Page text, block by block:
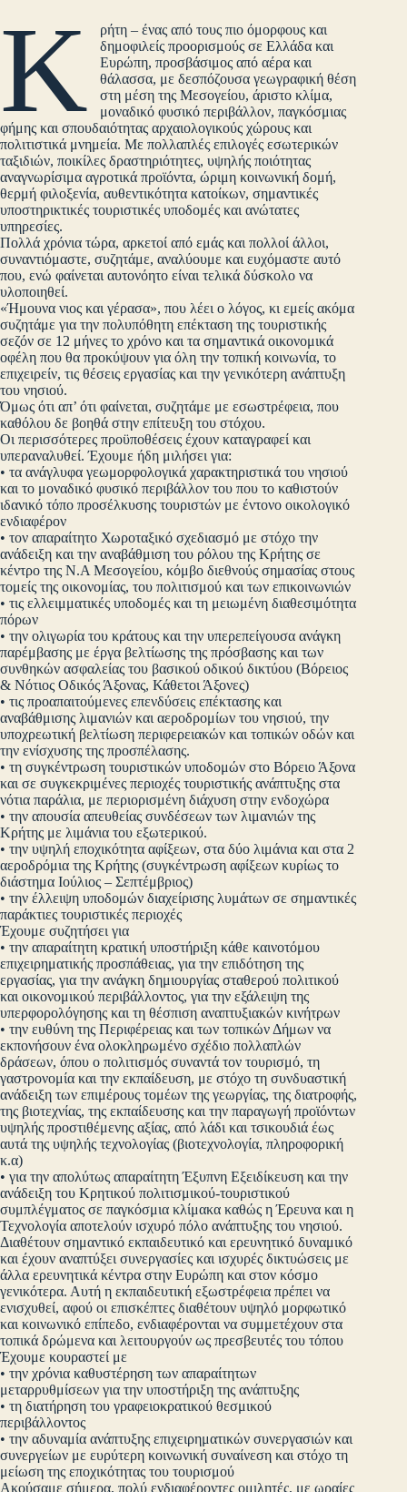
Κ
ρήτη – ένας από τους πιο όμορφους και
δημοφιλείς προορισμούς σε Ελλάδα και
Ευρώπη, προσβάσιμος από αέρα και
θάλασσα, με δεσπόζουσα γεωγραφική θέση
στη μέση της Μεσογείου, άριστο κλίμα,
μοναδικό φυσικό περιβάλλον, παγκόσμιας
φήμης και σπουδαιότητας αρχαιολογικούς χώρους και
πολιτιστικά μνημεία. Με πολλαπλές επιλογές εσωτερικών
ταξιδιών, ποικίλες δραστηριότητες, υψηλής ποιότητας
αναγνωρίσιμα αγροτικά προϊόντα, ώριμη κοινωνική δομή,
θερμή φιλοξενία, αυθεντικότητα κατοίκων, σημαντικές
υποστηρικτικές τουριστικές υποδομές και ανώτατες
υπηρεσίες.
Πολλά χρόνια τώρα, αρκετοί από εμάς και πολλοί άλλοι,
συναντιόμαστε, συζητάμε, αναλύουμε και ευχόμαστε αυτό
που, ενώ φαίνεται αυτονόητο είναι τελικά δύσκολο να
υλοποιηθεί.
«Ήμουνα νιος και γέρασα», που λέει ο λόγος, κι εμείς ακόμα
συζητάμε για την πολυπόθητη επέκταση της τουριστικής
σεζόν σε 12 μήνες το χρόνο και τα σημαντικά οικονομικά
οφέλη που θα προκύψουν για όλη την τοπική κοινωνία, το
επιχειρείν, τις θέσεις εργασίας και την γενικότερη ανάπτυξη
του νησιού.
Όμως ότι απ’ ότι φαίνεται, συζητάμε με εσωστρέφεια, που
καθόλου δε βοηθά στην επίτευξη του στόχου.
Οι περισσότερες προϋποθέσεις έχουν καταγραφεί και
υπεραναλυθεί. Έχουμε ήδη μιλήσει για:
• τα ανάγλυφα γεωμορφολογικά χαρακτηριστικά του νησιού
και το μοναδικό φυσικό περιβάλλον του που το καθιστούν
ιδανικό τόπο προσέλκυσης τουριστών με έντονο οικολογικό
ενδιαφέρον
• τον απαραίτητο Χωροταξικό σχεδιασμό με στόχο την
ανάδειξη και την αναβάθμιση του ρόλου της Κρήτης σε
κέντρο της Ν.Α Μεσογείου, κόμβο διεθνούς σημασίας στους
τομείς της οικονομίας, του πολιτισμού και των επικοινωνιών
• τις ελλειμματικές υποδομές και τη μειωμένη διαθεσιμότητα
πόρων
• την ολιγωρία του κράτους και την υπερεπείγουσα ανάγκη
παρέμβασης με έργα βελτίωσης της πρόσβασης και των
συνθηκών ασφαλείας του βασικού οδικού δικτύου (Βόρειος
& Νότιος Οδικός Άξονας, Κάθετοι Άξονες)
• τις προαπαιτούμενες επενδύσεις επέκτασης και
αναβάθμισης λιμανιών και αεροδρομίων του νησιού, την
υποχρεωτική βελτίωση περιφερειακών και τοπικών οδών και
την ενίσχυσης της προσπέλασης.
• τη συγκέντρωση τουριστικών υποδομών στο Βόρειο Άξονα
και σε συγκεκριμένες περιοχές τουριστικής ανάπτυξης στα
νότια παράλια, με περιορισμένη διάχυση στην ενδοχώρα
• την απουσία απευθείας συνδέσεων των λιμανιών της
Κρήτης με λιμάνια του εξωτερικού.
• την υψηλή εποχικότητα αφίξεων, στα δύο λιμάνια και στα 2
αεροδρόμια της Κρήτης (συγκέντρωση αφίξεων κυρίως το
διάστημα Ιούλιος – Σεπτέμβριος)
• την έλλειψη υποδομών διαχείρισης λυμάτων σε σημαντικές
παράκτιες τουριστικές περιοχές
Έχουμε συζητήσει για
• την απαραίτητη κρατική υποστήριξη κάθε καινοτόμου
επιχειρηματικής προσπάθειας, για την επιδότηση της
εργασίας, για την ανάγκη δημιουργίας σταθερού πολιτικού
και οικονομικού περιβάλλοντος, για την εξάλειψη της
υπερφορολόγησης και τη θέσπιση αναπτυξιακών κινήτρων
• την ευθύνη της Περιφέρειας και των τοπικών Δήμων να
εκπονήσουν ένα ολοκληρωμένο σχέδιο πολλαπλών
δράσεων, όπου ο πολιτισμός συναντά τον τουρισμό, τη
γαστρονομία και την εκπαίδευση, με στόχο τη συνδυαστική
ανάδειξη των επιμέρους τομέων της γεωργίας, της διατροφής,
της βιοτεχνίας, της εκπαίδευσης και την παραγωγή προϊόντων
υψηλής προστιθέμενης αξίας, από λάδι και τσικουδιά έως
αυτά της υψηλής τεχνολογίας (βιοτεχνολογία, πληροφορική
κ.α)
• για την απολύτως απαραίτητη Έξυπνη Εξειδίκευση και την
ανάδειξη του Κρητικού πολιτισμικού-τουριστικού
συμπλέγματος σε παγκόσμια κλίμακα καθώς η Έρευνα και η
Τεχνολογία αποτελούν ισχυρό πόλο ανάπτυξης του νησιού.
Διαθέτουν σημαντικό εκπαιδευτικό και ερευνητικό δυναμικό
και έχουν αναπτύξει συνεργασίες και ισχυρές δικτυώσεις με
άλλα ερευνητικά κέντρα στην Ευρώπη και στον κόσμο
γενικότερα. Αυτή η εκπαιδευτική εξωστρέφεια πρέπει να
ενισχυθεί, αφού οι επισκέπτες διαθέτουν υψηλό μορφωτικό
και κοινωνικό επίπεδο, ενδιαφέρονται να συμμετέχουν στα
τοπικά δρώμενα και λειτουργούν ως πρεσβευτές του τόπου
Έχουμε κουραστεί με
• την χρόνια καθυστέρηση των απαραίτητων
μεταρρυθμίσεων για την υποστήριξη της ανάπτυξης
• τη διατήρηση του γραφειοκρατικού θεσμικού
περιβάλλοντος
• την αδυναμία ανάπτυξης επιχειρηματικών συνεργασιών και
συνεργείων με ευρύτερη κοινωνική συναίνεση και στόχο τη
μείωση της εποχικότητας του τουρισμού
Ακούσαμε σήμερα, πολύ ενδιαφέροντες ομιλητές, με ωραίες